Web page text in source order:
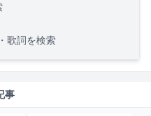
歌詞を検索
事